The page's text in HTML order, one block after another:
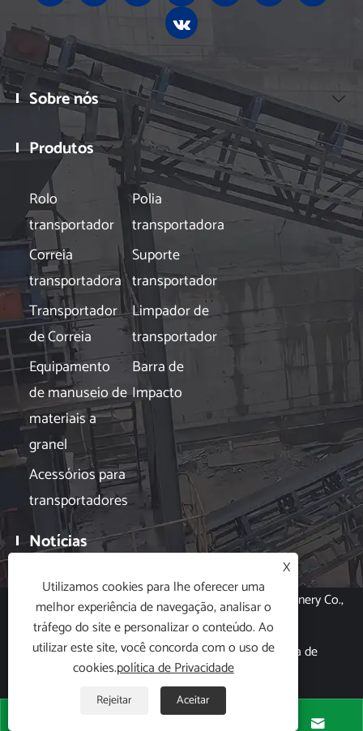
Sobre nós 
Produtos 
Rolo
transportador
Polia
transportadora
Correia
transportadora
Suporte
transportador
Transportador
de Correia
Limpador de
transportador
Equipamento
de manuseio de
materiais a
granel
Barra de
Impacto
Acessórios para
transportadores
Notícias 
Copyright © 2024 Hubei Xin Aneng Conveying Machinery Co.,
Ltd. Todos os direitos reservados.
Links | Sitemap | RSS | XML | política de
Privacidade |

X
Utilizamos cookies para lhe oferecer uma
melhor experiência de navegação, analisar o
tráfego do site e personalizar o conteúdo. Ao
utilizar este site, você concorda com o uso de
cookies.política de Privacidade
Rejeitar Aceitar